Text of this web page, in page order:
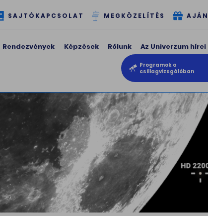
SAJTÓKAPCSOLAT MEGKÖZELÍTÉS
Rendezvények Képzések Rólunk Az Univerzum hírei
Programok a
csillagvizsgálóban